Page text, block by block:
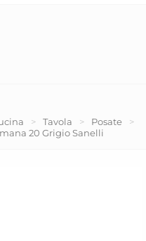
> Tavola > Posate
>
20 Grigio Sanelli